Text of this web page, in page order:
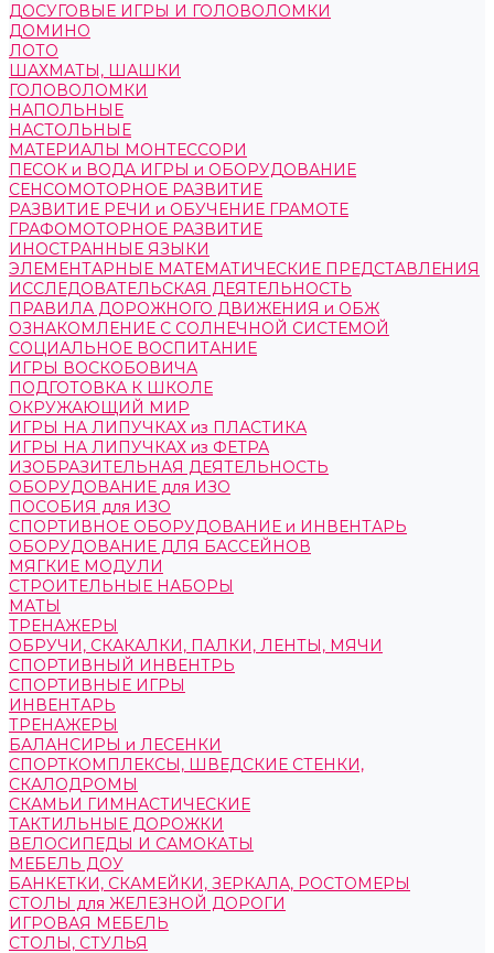
ДОСУГОВЫЕ ИГРЫ И ГОЛОВОЛОМКИ
ДОМИНО
ЛОТО
ШАХМАТЫ, ШАШКИ
ГОЛОВОЛОМКИ
НАПОЛЬНЫЕ
НАСТОЛЬНЫЕ
МАТЕРИАЛЫ МОНТЕССОРИ
ПЕСОК и ВОДА ИГРЫ и ОБОРУДОВАНИЕ
СЕНСОМОТОРНОЕ РАЗВИТИЕ
РАЗВИТИЕ РЕЧИ и ОБУЧЕНИЕ ГРАМОТЕ
ГРАФОМОТОРНОЕ РАЗВИТИЕ
ИНОСТРАННЫЕ ЯЗЫКИ
ЭЛЕМЕНТАРНЫЕ МАТЕМАТИЧЕСКИЕ ПРЕДСТАВЛЕНИЯ
ИССЛЕДОВАТЕЛЬСКАЯ ДЕЯТЕЛЬНОСТЬ
ПРАВИЛА ДОРОЖНОГО ДВИЖЕНИЯ и ОБЖ
ОЗНАКОМЛЕНИЕ С СОЛНЕЧНОЙ СИСТЕМОЙ
СОЦИАЛЬНОЕ ВОСПИТАНИЕ
ИГРЫ ВОСКОБОВИЧА
ПОДГОТОВКА К ШКОЛЕ
ОКРУЖАЮЩИЙ МИР
ИГРЫ НА ЛИПУЧКАХ из ПЛАСТИКА
ИГРЫ НА ЛИПУЧКАХ из ФЕТРА
ИЗОБРАЗИТЕЛЬНАЯ ДЕЯТЕЛЬНОСТЬ
ОБОРУДОВАНИЕ для ИЗО
ПОСОБИЯ для ИЗО
СПОРТИВНОЕ ОБОРУДОВАНИЕ и ИНВЕНТАРЬ
ОБОРУДОВАНИЕ ДЛЯ БАССЕЙНОВ
МЯГКИЕ МОДУЛИ
СТРОИТЕЛЬНЫЕ НАБОРЫ
МАТЫ
ТРЕНАЖЕРЫ
ОБРУЧИ, СКАКАЛКИ, ПАЛКИ, ЛЕНТЫ, МЯЧИ
СПОРТИВНЫЙ ИНВЕНТРЬ
СПОРТИВНЫЕ ИГРЫ
ИНВЕНТАРЬ
ТРЕНАЖЕРЫ
БАЛАНСИРЫ и ЛЕСЕНКИ
СПОРТКОМПЛЕКСЫ, ШВЕДСКИЕ СТЕНКИ,
СКАЛОДРОМЫ
СКАМЬИ ГИМНАСТИЧЕСКИЕ
ТАКТИЛЬНЫЕ ДОРОЖКИ
ВЕЛОСИПЕДЫ И САМОКАТЫ
МЕБЕЛЬ ДОУ
БАНКЕТКИ, СКАМЕЙКИ, ЗЕРКАЛА, РОСТОМЕРЫ
СТОЛЫ для ЖЕЛЕЗНОЙ ДОРОГИ
ИГРОВАЯ МЕБЕЛЬ
СТОЛЫ, СТУЛЬЯ